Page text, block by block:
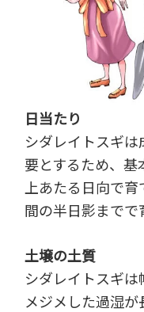
日当たり
シダレイトスギ
要とするため、基
上あたる日向で
間の半日影までで
土壌の土質
シダレイトスギ
メジメした過湿